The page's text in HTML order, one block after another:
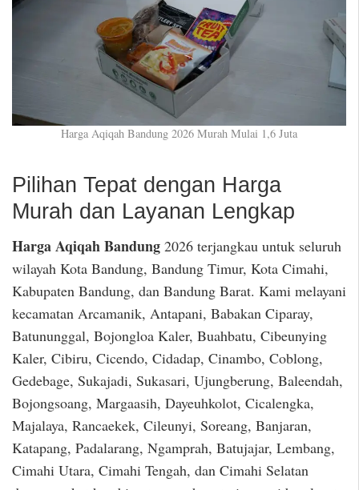
Harga Aqiqah Bandung 2026 Murah Mulai 1,6 Juta
Pilihan Tepat dengan Harga
Murah dan Layanan Lengkap
Harga Aqiqah Bandung 2026 terjangkau untuk seluruh
wilayah Kota Bandung, Bandung Timur, Kota Cimahi,
Kabupaten Bandung, dan Bandung Barat. Kami melayani
kecamatan Arcamanik, Antapani, Babakan Ciparay,
Batununggal, Bojongloa Kaler, Buahbatu, Cibeunying
Kaler, Cibiru, Cicendo, Cidadap, Cinambo, Coblong,
Gedebage, Sukajadi, Sukasari, Ujungberung, Baleendah,
Bojongsoang, Margaasih, Dayeuhkolot, Cicalengka,
Majalaya, Rancaekek, Cileunyi, Soreang, Banjaran,
Katapang, Padalarang, Ngamprah, Batujajar, Lembang,
Cimahi Utara, Cimahi Tengah, dan Cimahi Selatan